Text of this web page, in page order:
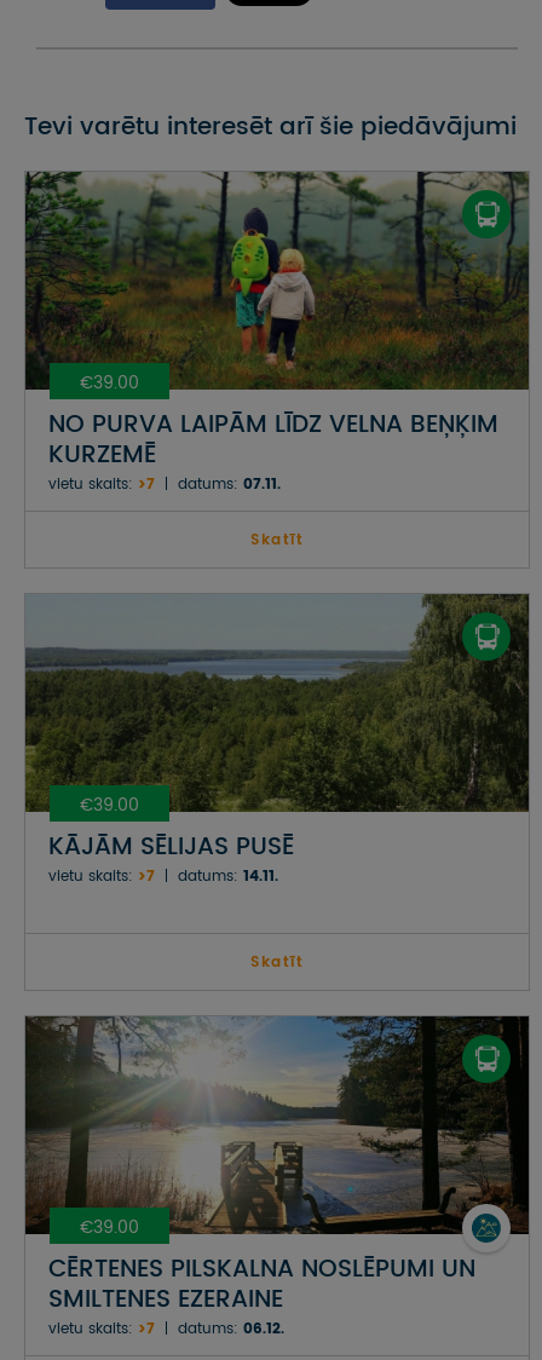
Tevi varētu interesēt arī šie piedāvājumi
€39.00
NO PURVA LAIPĀM LĪDZ VELNA BEŅĶIM
KURZEMĒ
vietu skaits: >7 datums: 07.11.
Skatīt
€39.00
KĀJĀM SĒLIJAS PUSĒ
vietu skaits: >7 datums: 14.11.
Skatīt
€39.00
CĒRTENES PILSKALNA NOSLĒPUMI UN
SMILTENES EZERAINE
vietu skaits: >7 datums: 06.12.